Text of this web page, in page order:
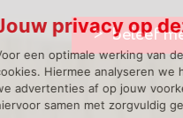
> beleef